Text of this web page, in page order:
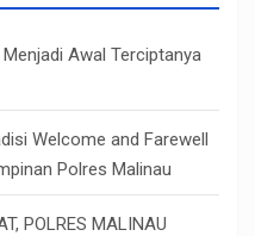
Awal Terciptanya
Welcome and Farewell
Polres Malinau
POLRES MALINAU